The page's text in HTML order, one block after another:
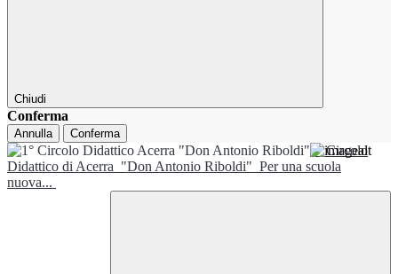
Chiudi
Conferma
Annulla Conferma
1° Circolo
Didattico di Acerra "Don Antonio Riboldi" Per una scuola
nuova...